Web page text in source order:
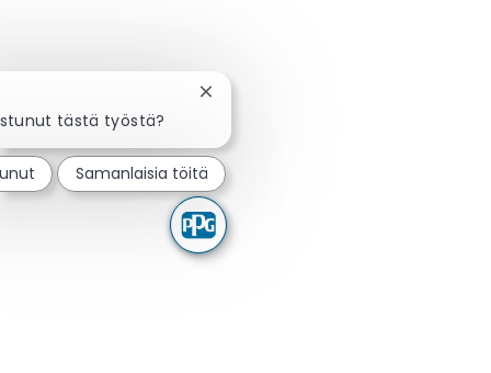
tästä työstä?
Sulje chatbot-ilmoitus
Samanlaisia töitä